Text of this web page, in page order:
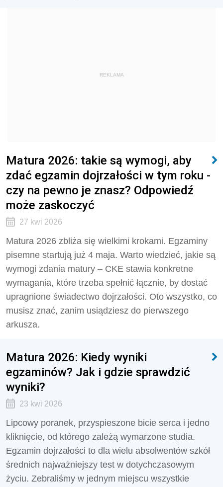
REKLAMA
Matura 2026: takie są wymogi, aby
zdać egzamin dojrzałości w tym roku -
czy na pewno je znasz? Odpowiedź
może zaskoczyć
27 kwi 2026
Matura 2026 zbliża się wielkimi krokami. Egzaminy
pisemne startują już 4 maja. Warto wiedzieć, jakie są
wymogi zdania matury – CKE stawia konkretne
wymagania, które trzeba spełnić łącznie, by dostać
upragnione świadectwo dojrzałości. Oto wszystko, co
musisz znać, zanim usiądziesz do pierwszego
arkusza.
Matura 2026: Kiedy wyniki
egzaminów? Jak i gdzie sprawdzić
wyniki?
23 kwi 2026
Lipcowy poranek, przyspieszone bicie serca i jedno
kliknięcie, od którego zależą wymarzone studia.
Egzamin dojrzałości to dla wielu absolwentów szkół
średnich najważniejszy test w dotychczasowym
życiu. Zebraliśmy w jednym miejscu wszystkie